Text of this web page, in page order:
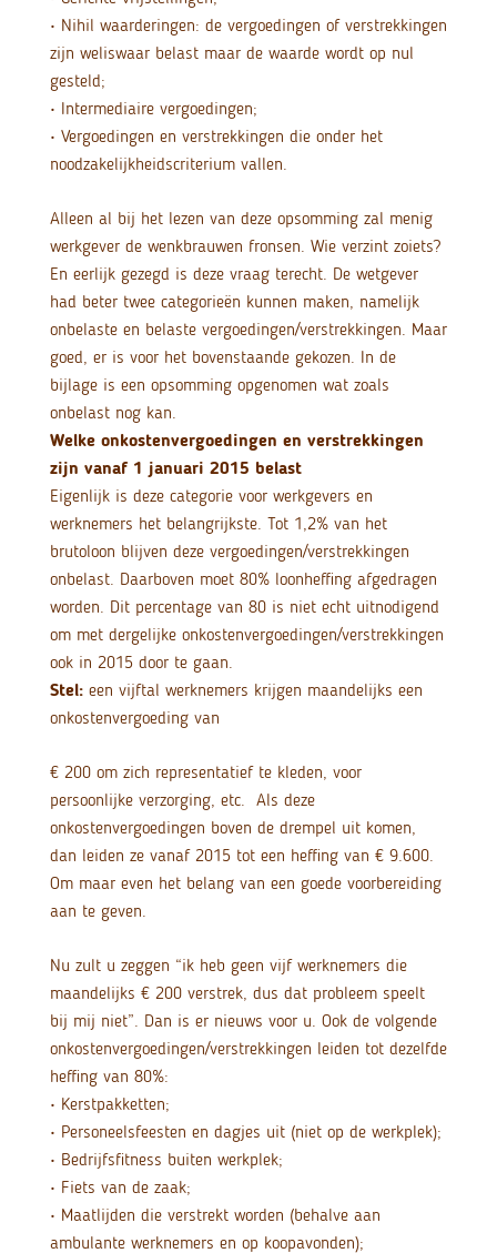
• Nihil waarderingen: de vergoedingen of verstrekkingen
zijn weliswaar belast maar de waarde wordt op nul
gesteld;
• Intermediaire vergoedingen;
• Vergoedingen en verstrekkingen die onder het
noodzakelijkheidscriterium vallen.
Alleen al bij het lezen van deze opsomming zal menig
werkgever de wenkbrauwen fronsen. Wie verzint zoiets?
En eerlijk gezegd is deze vraag terecht. De wetgever
had beter twee categorieën kunnen maken, namelijk
onbelaste en belaste vergoedingen/verstrekkingen. Maar
goed, er is voor het bovenstaande gekozen. In de
bijlage is een opsomming opgenomen wat zoals
onbelast nog kan.
Welke onkostenvergoedingen en verstrekkingen
zijn vanaf 1 januari 2015 belast
Eigenlijk is deze categorie voor werkgevers en
werknemers het belangrijkste. Tot 1,2% van het
brutoloon blijven deze vergoedingen/verstrekkingen
onbelast. Daarboven moet 80% loonheffing afgedragen
worden. Dit percentage van 80 is niet echt uitnodigend
om met dergelijke onkostenvergoedingen/verstrekkingen
ook in 2015 door te gaan.
Stel:een vijftal werknemers krijgen maandelijks een
onkostenvergoeding van
€ 200 om zich representatief te kleden, voor
persoonlijke verzorging, etc. Als deze
onkostenvergoedingen boven de drempel uit komen,
dan leiden ze vanaf 2015 tot een heffing van € 9.600.
Om maar even het belang van een goede voorbereiding
aan te geven.
Nu zult u zeggen “ik heb geen vijf werknemers die
maandelijks € 200 verstrek, dus dat probleem speelt
bij mij niet”. Dan is er nieuws voor u. Ook de volgende
onkostenvergoedingen/verstrekkingen leiden tot dezelfde
heffing van 80%:
• Kerstpakketten;
• Personeelsfeesten en dagjes uit (niet op de werkplek);
• Bedrijfsfitness buiten werkplek;
• Fiets van de zaak;
• Maatlijden die verstrekt worden (behalve aan
ambulante werknemers en op koopavonden);